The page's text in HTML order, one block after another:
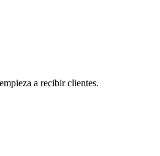
a recibir clientes.